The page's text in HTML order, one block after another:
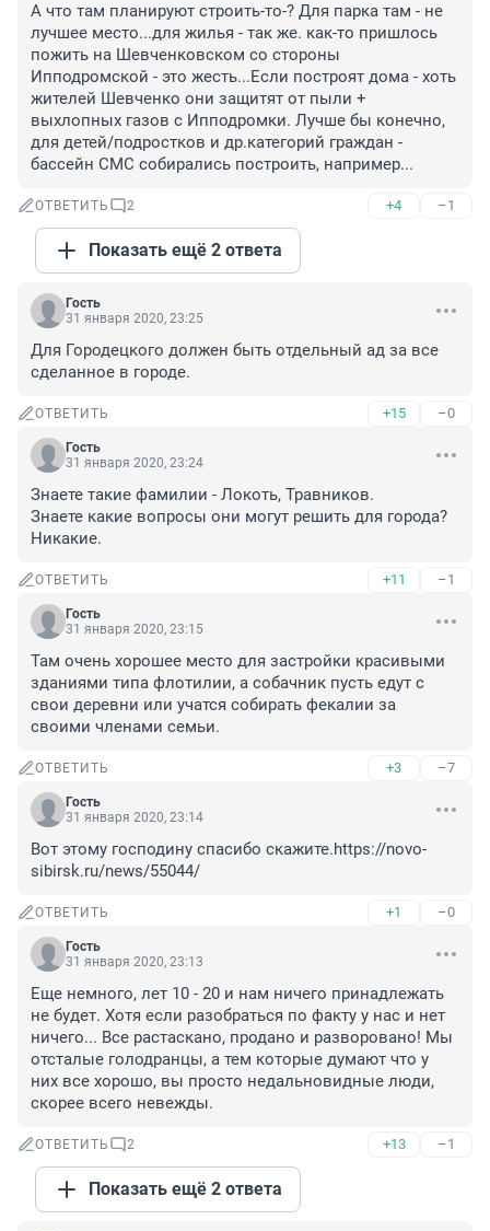
А что там планируют строить-то-? Для парка там - не
лучшее место...для жилья - так же. как-то пришлось
пожить на Шевченковском со стороны
Ипподромской - это жесть...Если построят дома - хоть
жителей Шевченко они защитят от пыли +
выхлопных газов с Ипподромки. Лучше бы конечно,
для детей/подростков и др.категорий граждан -
бассейн СМС собирались построить, например...
ОТВЕТИТЬ 2 +4 –1
Показать ещё 2 ответа
Гость
31 января 2020, 23:25
Для Городецкого должен быть отдельный ад за все
сделанное в городе.
ОТВЕТИТЬ +15 –0
Гость
31 января 2020, 23:24
Знаете такие фамилии - Локоть, Травников.
Знаете какие вопросы они могут решить для города?
Никакие.
ОТВЕТИТЬ +11 –1
Гость
31 января 2020, 23:15
Там очень хорошее место для застройки красивыми
зданиями типа флотилии, а собачник пусть едут с
свои деревни или учатся собирать фекалии за
своими членами семьи.
ОТВЕТИТЬ +3 –7
Гость
31 января 2020, 23:14
Вот этому господину спасибо скажите.https://novo-
sibirsk.ru/news/55044/
ОТВЕТИТЬ +1 –0
Гость
31 января 2020, 23:13
Еще немного, лет 10 - 20 и нам ничего принадлежать
не будет. Хотя если разобраться по факту у нас и нет
ничего... Все растаскано, продано и разворовано! Мы
отсталые голодранцы, а тем которые думают что у
них все хорошо, вы просто недальновидные люди,
скорее всего невежды.
ОТВЕТИТЬ 2 +13 –1
Показать ещё 2 ответа